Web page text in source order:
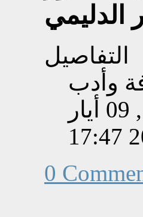
الدليمي
التفاصيل
وأدب
تم إنشاءه بتاريخ السبت, 09 أيار
0